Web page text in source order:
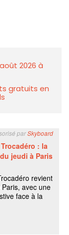
2026 à
gratuits en